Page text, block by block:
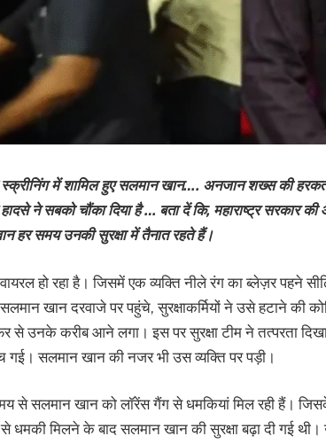
स्क्रीनिंग में शामिल हुए सलमान खान…. अनजान शख्स की
ने सबको चौंका दिया है … बता दें कि, महाराष्ट्र सरकार
हर समय उनकी सुरक्षा में तैनात रहते हैं।
हो रहा है। जिसमें एक व्यक्ति नीले रंग का ब्लेज़र पहने
खान दरवाजे पर पहुंचे, सुरक्षाकर्मियों ने उसे हटाने की
से उनके करीब आने लगा। इस पर सुरक्षा टीम ने तत्परता
गई। सलमान खान की नजर भी उस व्यक्ति पर पड़ी।
से सलमान खान को लॉरेंस गैंग से धमकियां मिल रही हैं।
मिलने के बाद सलमान खान की सुरक्षा बढ़ा दी गई थी।